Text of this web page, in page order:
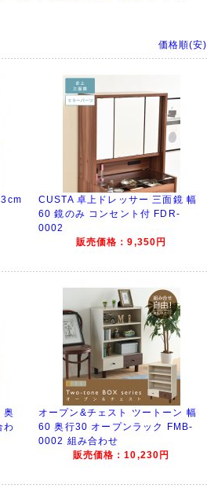
価格順(安)
CUSTA 卓上ドレッサー 三面鏡 幅
60 鏡のみ コンセント付 FDR-
0002
販売価格：9,350円
奥
わ
オープン&チェスト ツートーン 幅
60 奥行30 オープンラック FMB-
0002 組み合わせ
販売価格：10,230円